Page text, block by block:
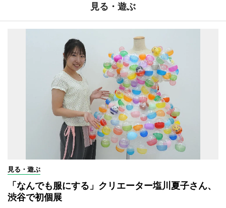
見る・遊ぶ
見る・遊ぶ
「なんでも服にする」クリエーター塩川夏子さん、
渋谷で初個展